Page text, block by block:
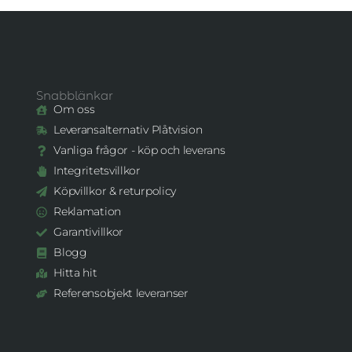
Snabblänkar
Om oss
Leveransalternativ Plåtvision
Vanliga frågor - köp och leverans
Integritetsvillkor
Köpvillkor & returpolicy
Reklamation
Garantivillkor
Blogg
Hitta hit
Referensobjekt leveranser